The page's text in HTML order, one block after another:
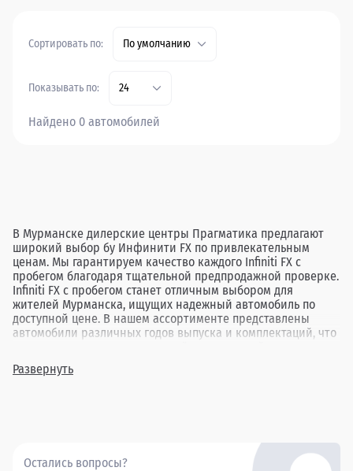
Сортировать по: По умолчанию
Показывать по: 24
Найдено 0 автомобилей
В Мурманске дилерские центры Прагматика предлагают
широкий выбор бу Инфинити FX по привлекательным
ценам. Мы гарантируем качество каждого Infiniti FX с
пробегом благодаря тщательной предпродажной проверке.
Infiniti FX с пробегом станет отличным выбором для
жителей Мурманска, ищущих надежный автомобиль по
доступной цене. В нашем ассортименте представлены
автомобили различных годов выпуска и комплектаций, что
свои нужды. Выбор подержанного Infiniti FX в Прагматика в
Мурманске — это возможность приобрести проверенный
Развернуть
Остались вопросы?